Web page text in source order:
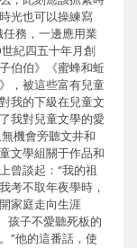
光也可以操練寫
務，一邊應用業
紀四五十年月創
伯伯》《蜜蜂和蚯
，被這些富有兒童
我的下級在兒童文
我對兒童文學的愛
機會旁聽文井和
文學組關于作品和
曾談起：“我的祖
考不取年夜學時，
家庭走向生涯
孩子不愛聽死板的
”他的這番話，使